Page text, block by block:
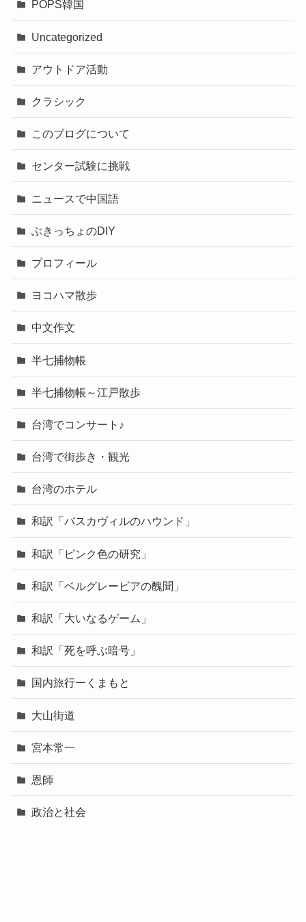
POPS韓国
Uncategorized
アウトドア活動
クラシック
このブログについて
センター試験に挑戦
ニュースで中国語
ぶきっちょのDIY
プロフィール
ヨコハマ散歩
中文作文
半七捕物帳
半七捕物帳～江戸散歩
台湾でコンサート♪
台湾で街歩き・観光
台湾のホテル
和訳「バスカヴィルのハウンド」
和訳「ピンク色の研究」
和訳「ベルグレービアの醜聞」
和訳「大いなるゲーム」
和訳「死を呼ぶ暗号」
国内旅行ーくまもと
大山街道
宮本常一
恩師
政治と社会